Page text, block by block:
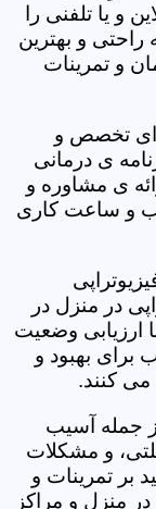
و یا تلفنی را
راحتی و بهترین
و تمرینات
تخصص و
ی درمانی
ی مشاوره و
و ساعت کاری
در منزل در
ارزیابی وضعیت
برای بهبود و
می کنند.
جمله آسیب
و مشکلات
بر تمرینات و
منزل و مراکز